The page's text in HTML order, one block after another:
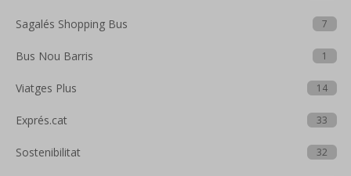
Sagalés Shopping Bus 7
Bus Nou Barris 1
Viatges Plus 14
Exprés.cat 33
Sostenibilitat 32